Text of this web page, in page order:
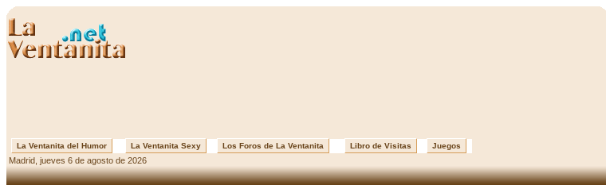
La Ventanita del Humor La Ventanita Sexy Los Foros de La Ventanita Libro de Visitas Juegos
Madrid, jueves 6 de agosto de 2026